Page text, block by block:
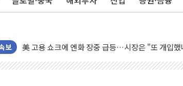
보
이란 핵심 원유 수출항 '하르그섬', 최근 1주일 이
[AI MY 뉴스] 뉴욕 반도체주 프리뷰...美 고용 쇼크
뉴욕증시 프리뷰, 美 고용 쇼크에 금리 인상 우려